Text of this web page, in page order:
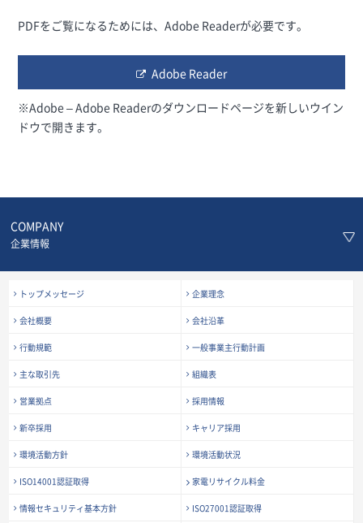
PDFをご覧になるためには、Adobe Readerが必要です。
Adobe Reader
※Adobe – Adobe Readerのダウンロードページを新しいウイン
ドウで開きます。
COMPANY
企業情報
トップメッセージ 企業理念
会社概要 会社沿革
行動規範 一般事業主行動計画
主な取引先 組織表
営業拠点 採用情報
新卒採用 キャリア採用
環境活動方針 環境活動状況
ISO14001認証取得 家電リサイクル料金
情報セキュリティ基本方針 ISO27001認証取得